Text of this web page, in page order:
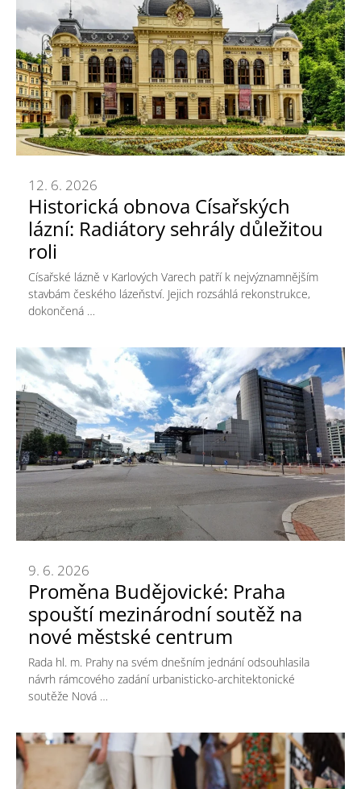
Historická obnova Císařských
lázní: Radiátory sehrály důležitou
roli
12. 6. 2026
Císařské lázně v Karlových Varech patří k nejvýznamnějším
stavbám českého lázeňství. Jejich rozsáhlá rekonstrukce,
dokončená …
Proměna Budějovické: Praha
spouští mezinárodní soutěž na
nové městské centrum
9. 6. 2026
Rada hl. m. Prahy na svém dnešním jednání odsouhlasila
návrh rámcového zadání urbanisticko-architektonické
soutěže Nová …